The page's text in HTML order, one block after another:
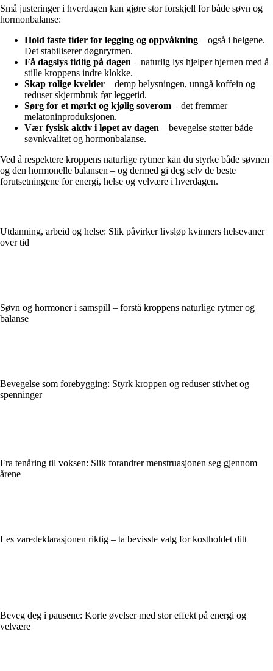
Små justeringer i hverdagen kan gjøre stor forskjell for både søvn og
hormonbalanse:
Hold faste tider for legging og oppvåkning – også i helgene.
Det stabiliserer døgnrytmen.
Få dagslys tidlig på dagen – naturlig lys hjelper hjernen med å
stille kroppens indre klokke.
Skap rolige kvelder – demp belysningen, unngå koffein og
reduser skjermbruk før leggetid.
Sørg for et mørkt og kjølig soverom – det fremmer
melatoninproduksjonen.
Vær fysisk aktiv i løpet av dagen – bevegelse støtter både
søvnkvalitet og hormonbalanse.
Ved å respektere kroppens naturlige rytmer kan du styrke både søvnen
og den hormonelle balansen – og dermed gi deg selv de beste
forutsetningene for energi, helse og velvære i hverdagen.
Utdanning, arbeid og helse: Slik påvirker livsløp kvinners helsevaner
over tid
Søvn og hormoner i samspill – forstå kroppens naturlige rytmer og
balanse
Bevegelse som forebygging: Styrk kroppen og reduser stivhet og
spenninger
Fra tenåring til voksen: Slik forandrer menstruasjonen seg gjennom
årene
Les varedeklarasjonen riktig – ta bevisste valg for kostholdet ditt
Beveg deg i pausene: Korte øvelser med stor effekt på energi og
velvære